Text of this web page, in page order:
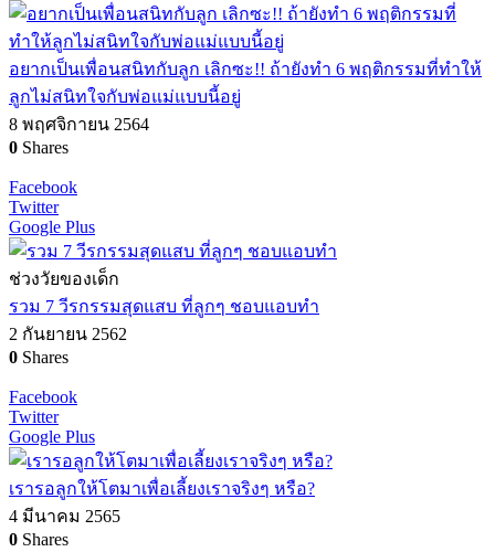
อยากเป็นเพื่อนสนิทกับลูก เลิกซะ!! ถ้ายังทำ 6 พฤติกรรมที่ทำให้
ลูกไม่สนิทใจกับพ่อแม่แบบนี้อยู่
8 พฤศจิกายน 2564
0 Shares
Facebook
Twitter
Google Plus
ช่วงวัยของเด็ก
รวม 7 วีรกรรมสุดแสบ ที่ลูกๆ ชอบแอบทำ
2 กันยายน 2562
0 Shares
Facebook
Twitter
Google Plus
เรารอลูกให้โตมาเพื่อเลี้ยงเราจริงๆ หรือ?
4 มีนาคม 2565
0 Shares